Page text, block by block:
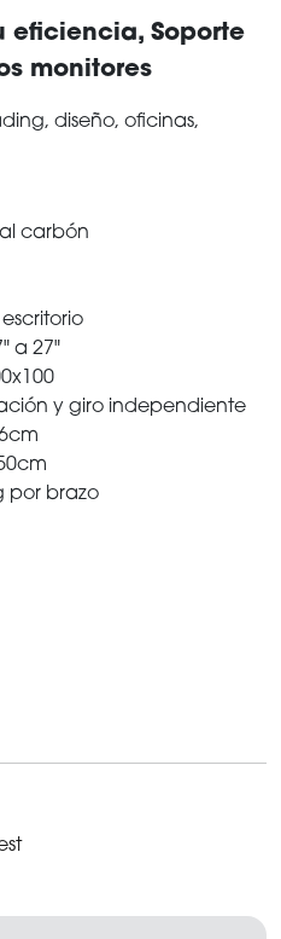
eficiencia, Soporte
monitores
diseño, oficinas,
carbón
a 27"
y giro independiente
por brazo